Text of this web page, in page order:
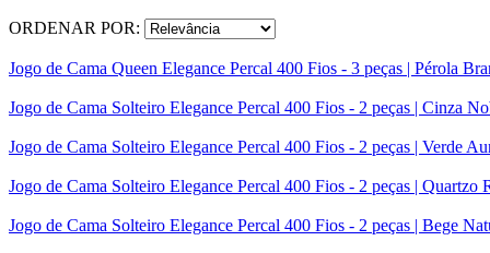
ORDENAR POR:
Jogo de Cama Queen Elegance Percal 400 Fios - 3 peças | Pérola
Jogo de Cama Solteiro Elegance Percal 400 Fios - 2 peças | Cinza
Jogo de Cama Solteiro Elegance Percal 400 Fios - 2 peças | Verde
Jogo de Cama Solteiro Elegance Percal 400 Fios - 2 peças | Quartzo
Jogo de Cama Solteiro Elegance Percal 400 Fios - 2 peças | Bege